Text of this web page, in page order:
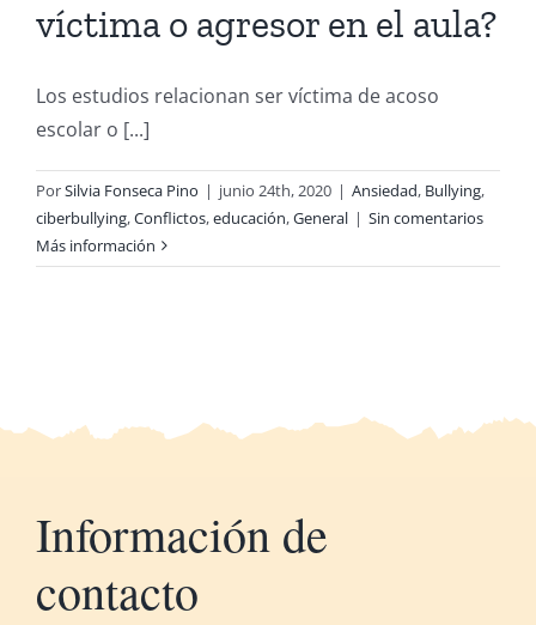
víctima o agresor en el aula?
Los estudios relacionan ser víctima de acoso
escolar o [...]
PorSilvia Fonseca Pino | junio 24th, 2020 | Ansiedad, Bullying,
ciberbullying,Conflictos,educación,General | Sin comentarios
Más información
Información de
contacto